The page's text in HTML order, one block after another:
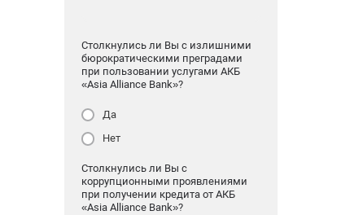
Столкнулись ли Вы с излишними
бюрократическими преградами
при пользовании услугами АКБ
«Asia Alliance Bank»?
Да
Нет
Столкнулись ли Вы с
коррупционными проявлениями
при получении кредита от АКБ
«Asia Alliance Bank»?